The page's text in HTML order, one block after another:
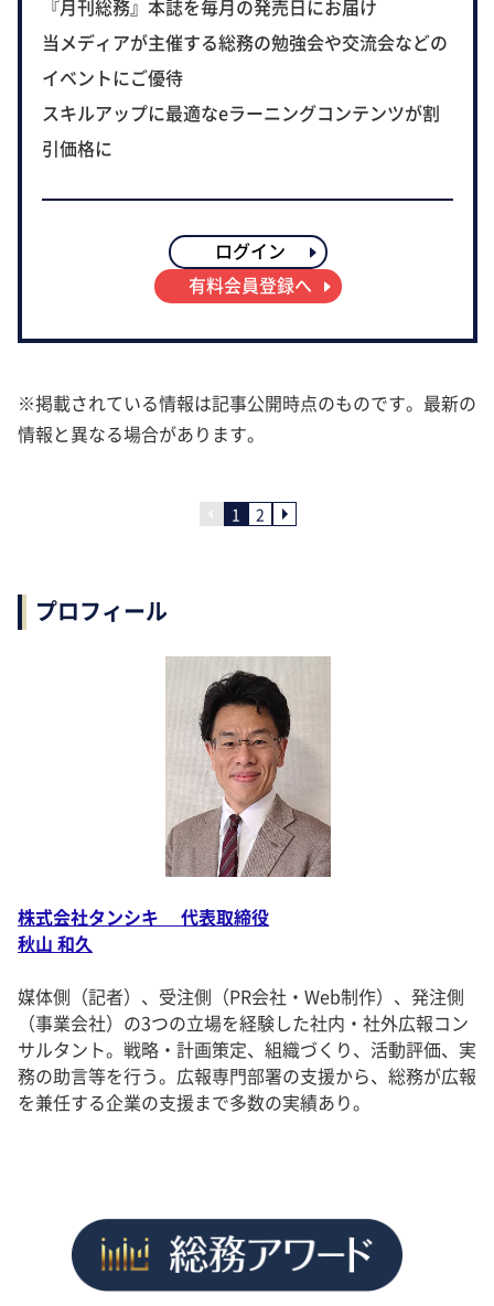
『月刊総務』本誌を毎月の発売日にお届け
当メディアが主催する総務の勉強会や交流会などの
イベントにご優待
スキルアップに最適なeラーニングコンテンツが割
引価格に
ログイン
有料会員登録へ
※掲載されている情報は記事公開時点のものです。最新の
情報と異なる場合があります。
1 2
プロフィール
株式会社タンシキ 代表取締役
秋山 和久
媒体側（記者）、受注側（PR会社・Web制作）、発注側
（事業会社）の3つの立場を経験した社内・社外広報コン
サルタント。戦略・計画策定、組織づくり、活動評価、実
務の助言等を行う。広報専門部署の支援から、総務が広報
を兼任する企業の支援まで多数の実績あり。